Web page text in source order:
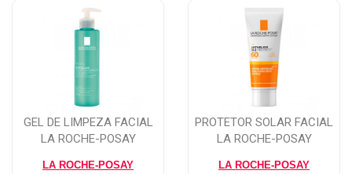
GEL DE LIMPEZA FACIAL
LA ROCHE-POSAY
LA ROCHE-POSAY
PROTETOR SOLAR FACIAL
LA ROCHE-POSAY
LA ROCHE-POSAY